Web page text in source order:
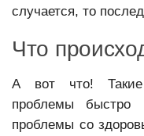
случается, то
Что
А вот что!
проблемы
проблемы со